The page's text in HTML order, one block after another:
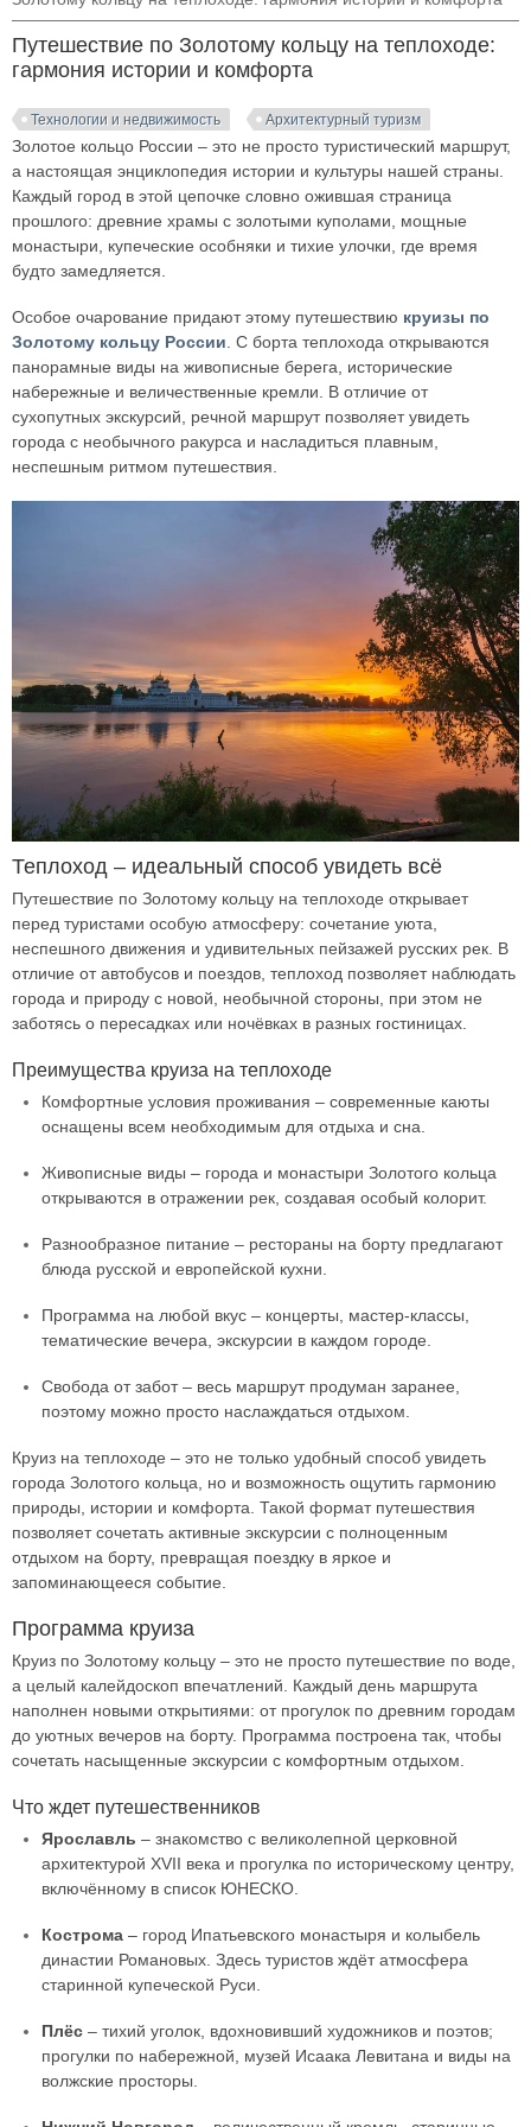
Путешествие по Золотому кольцу на теплоходе:
гармония истории и комфорта
Технологии и недвижимость Архитектурный туризм
Золотое кольцо России – это не просто туристический маршрут,
а настоящая энциклопедия истории и культуры нашей страны.
Каждый город в этой цепочке словно ожившая страница
прошлого: древние храмы с золотыми куполами, мощные
монастыри, купеческие особняки и тихие улочки, где время
будто замедляется.
Особое очарование придают этому путешествию круизы по
Золотому кольцу России . С борта теплохода открываются
панорамные виды на живописные берега, исторические
набережные и величественные кремли. В отличие от
сухопутных экскурсий, речной маршрут позволяет увидеть
города с необычного ракурса и насладиться плавным,
неспешным ритмом путешествия.
Теплоход – идеальный способ увидеть всё
Путешествие по Золотому кольцу на теплоходе открывает
перед туристами особую атмосферу: сочетание уюта,
неспешного движения и удивительных пейзажей русских рек. В
отличие от автобусов и поездов, теплоход позволяет наблюдать
города и природу с новой, необычной стороны, при этом не
заботясь о пересадках или ночёвках в разных гостиницах.
Преимущества круиза на теплоходе
Комфортные условия проживания – современные каюты
оснащены всем необходимым для отдыха и сна.
Живописные виды – города и монастыри Золотого кольца
открываются в отражении рек, создавая особый колорит.
Разнообразное питание – рестораны на борту предлагают
блюда русской и европейской кухни.
Программа на любой вкус – концерты, мастер-классы,
тематические вечера, экскурсии в каждом городе.
Свобода от забот – весь маршрут продуман заранее,
поэтому можно просто наслаждаться отдыхом.
Круиз на теплоходе – это не только удобный способ увидеть
города Золотого кольца, но и возможность ощутить гармонию
природы, истории и комфорта. Такой формат путешествия
позволяет сочетать активные экскурсии с полноценным
отдыхом на борту, превращая поездку в яркое и
запоминающееся событие.
Программа круиза
Круиз по Золотому кольцу – это не просто путешествие по воде,
а целый калейдоскоп впечатлений. Каждый день маршрута
наполнен новыми открытиями: от прогулок по древним городам
до уютных вечеров на борту. Программа построена так, чтобы
сочетать насыщенные экскурсии с комфортным отдыхом.
Что ждет путешественников
Ярославль – знакомство с великолепной церковной
архитектурой XVII века и прогулка по историческому центру,
включённому в список ЮНЕСКО.
Кострома – город Ипатьевского монастыря и колыбель
династии Романовых. Здесь туристов ждёт атмосфера
старинной купеческой Руси.
Плёс – тихий уголок, вдохновивший художников и поэтов;
прогулки по набережной, музей Исаака Левитана и виды на
волжские просторы.